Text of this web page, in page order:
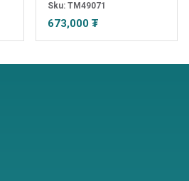
Sku: TM49071
673,000 ₮